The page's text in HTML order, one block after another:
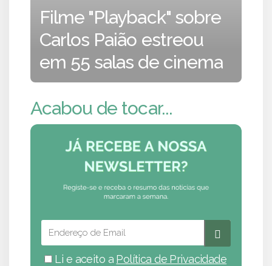
Filme "Playback" sobre
Carlos Paião estreou
em 55 salas de cinema
Acabou de tocar...
Li e aceito a Política de Privacidade